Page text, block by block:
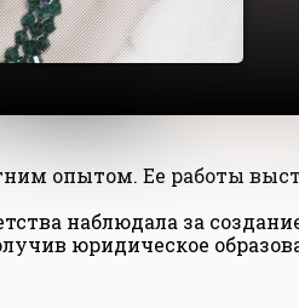
опытом. Ее работы
наблюдала за
юридическое